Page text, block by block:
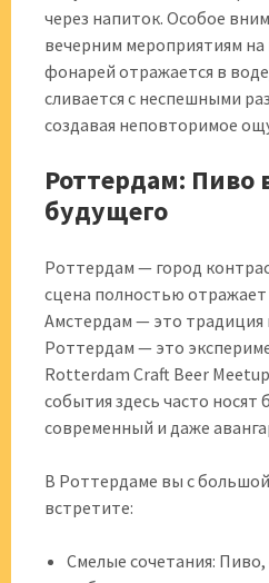
через напиток. Особое
вечерним мероприятиям на
фонарей отражается в
сливается с неспешными
создавая неповторимое
Роттердам: Пиво
будущего
Роттердам — город
сцена полностью отражает
Амстердам — это традиция
Роттердам — это
Rotterdam Craft Beer
события здесь часто
современный и даже
В Роттердаме вы с
встретите:
Смелые сочетания: Пиво,